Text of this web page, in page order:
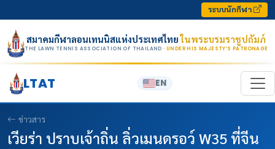
ระบบนักกีฬา
สมาคมกีฬาลอนเทนนิสแห่งประเทศไทยในพระบรมราชูปถัมภ์
THE LAWN TENNIS ASSOCIATION OF THAILAND · UNDER HIS MAJESTY’S PATRONAGE
LTAT EN
ข่าวสาร
เวียร่า ปราบเจ้าถิ่น ลิ่วเมนดรอว์ W35 ที่จีน